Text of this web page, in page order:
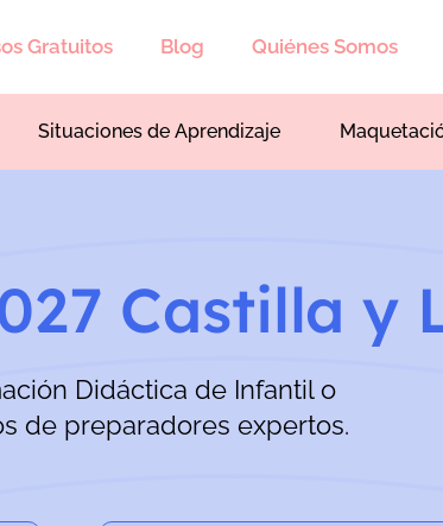
Gratuitos Blog Quiénes Somos
Situaciones de Aprendizaje
Castilla y
Didáctica de Infantil o
de preparadores expertos.